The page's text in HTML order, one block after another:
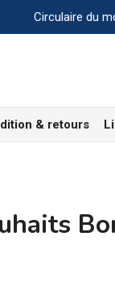
Circulaire du
& retours